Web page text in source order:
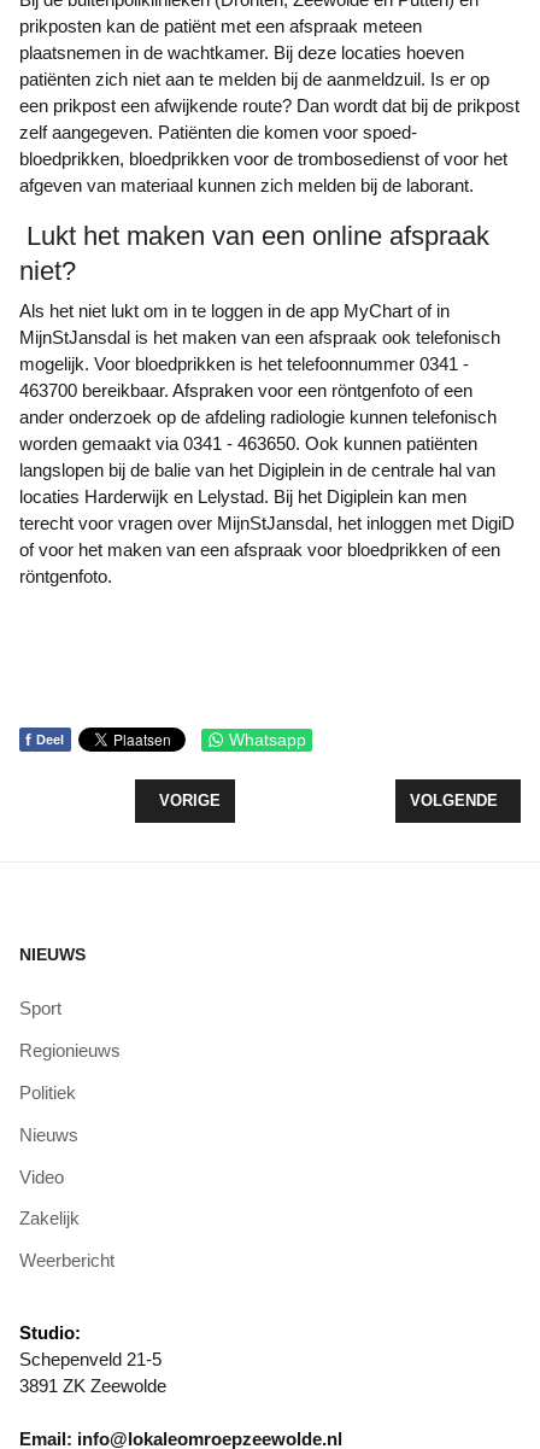
prikposten kan de patiënt met een afspraak meteen
plaatsnemen in de wachtkamer. Bij deze locaties hoeven
patiënten zich niet aan te melden bij de aanmeldzuil. Is er op
een prikpost een afwijkende route? Dan wordt dat bij de prikpost
zelf aangegeven. Patiënten die komen voor spoed-
bloedprikken, bloedprikken voor de trombosedienst of voor het
afgeven van materiaal kunnen zich melden bij de laborant.
Lukt het maken van een online afspraak
niet?
Als het niet lukt om in te loggen in de app MyChart of in
MijnStJansdal is het maken van een afspraak ook telefonisch
mogelijk. Voor bloedprikken is het telefoonnummer 0341 -
463700 bereikbaar. Afspraken voor een röntgenfoto of een
ander onderzoek op de afdeling radiologie kunnen telefonisch
worden gemaakt via 0341 - 463650. Ook kunnen patiënten
langslopen bij de balie van het Digiplein in de centrale hal van
locaties Harderwijk en Lelystad. Bij het Digiplein kan men
terecht voor vragen over MijnStJansdal, het inloggen met DigiD
of voor het maken van een afspraak voor bloedprikken of een
röntgenfoto.
f Deel Whatsapp
VORIG ARTIKEL: CAMPAGNE HPV-VACCINATIE
VORIGE VOLGENDE
VOLGENDE
NIEUWS
Sport
Regionieuws
Politiek
Nieuws
Video
Zakelijk
Weerbericht
Studio:
Schepenveld 21-5
3891 ZK Zeewolde
Email: info@lokaleomroepzeewolde.nl